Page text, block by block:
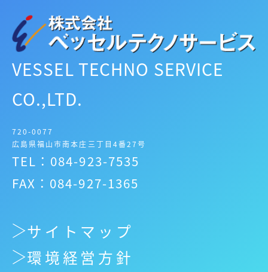
VESSEL TECHNO SERVICE
CO.,LTD.
720-0077
広島県福山市南本庄三丁目4番27号
TEL：084-923-7535
FAX：084-927-1365
サイトマップ
環境経営方針